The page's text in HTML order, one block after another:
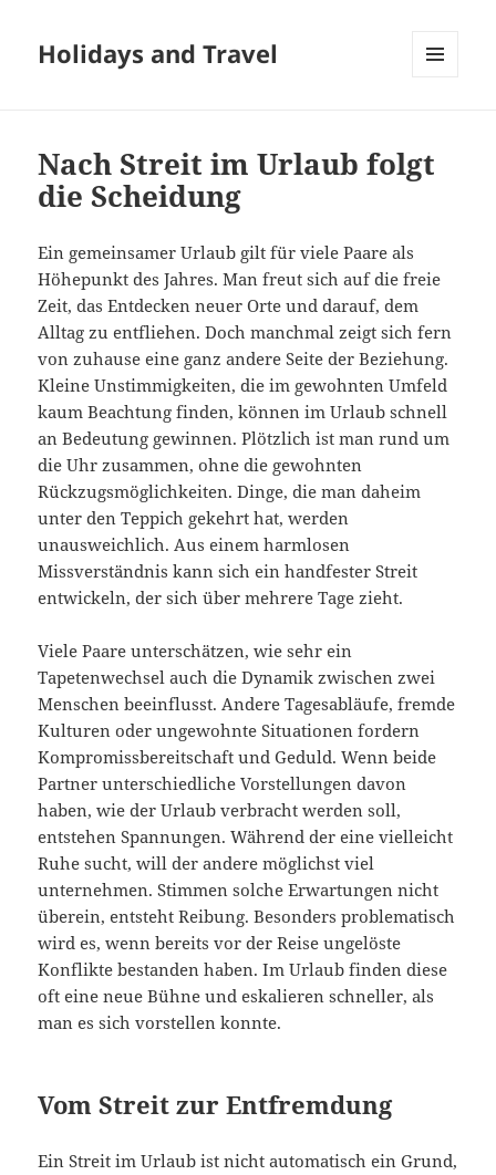
Holidays and Travel
Nach Streit im Urlaub folgt
die Scheidung
Ein gemeinsamer Urlaub gilt für viele Paare als
Höhepunkt des Jahres. Man freut sich auf die freie
Zeit, das Entdecken neuer Orte und darauf, dem
Alltag zu entfliehen. Doch manchmal zeigt sich fern
von zuhause eine ganz andere Seite der Beziehung.
Kleine Unstimmigkeiten, die im gewohnten Umfeld
kaum Beachtung finden, können im Urlaub schnell
an Bedeutung gewinnen. Plötzlich ist man rund um
die Uhr zusammen, ohne die gewohnten
Rückzugsmöglichkeiten. Dinge, die man daheim
unter den Teppich gekehrt hat, werden
unausweichlich. Aus einem harmlosen
Missverständnis kann sich ein handfester Streit
entwickeln, der sich über mehrere Tage zieht.
Viele Paare unterschätzen, wie sehr ein
Tapetenwechsel auch die Dynamik zwischen zwei
Menschen beeinflusst. Andere Tagesabläufe, fremde
Kulturen oder ungewohnte Situationen fordern
Kompromissbereitschaft und Geduld. Wenn beide
Partner unterschiedliche Vorstellungen davon
haben, wie der Urlaub verbracht werden soll,
entstehen Spannungen. Während der eine vielleicht
Ruhe sucht, will der andere möglichst viel
unternehmen. Stimmen solche Erwartungen nicht
überein, entsteht Reibung. Besonders problematisch
wird es, wenn bereits vor der Reise ungelöste
Konflikte bestanden haben. Im Urlaub finden diese
oft eine neue Bühne und eskalieren schneller, als
man es sich vorstellen konnte.
Vom Streit zur Entfremdung
Ein Streit im Urlaub ist nicht automatisch ein Grund,